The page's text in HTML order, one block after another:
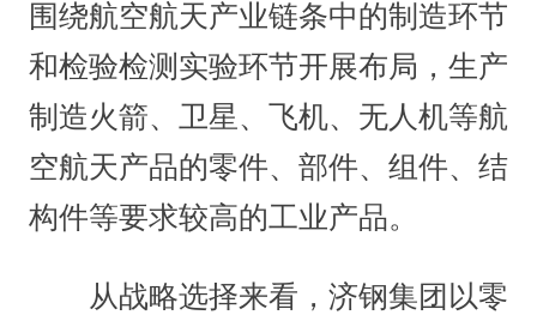
围绕航空航天产业链条中的制造环节
和检验检测实验环节开展布局，生产
制造火箭、卫星、飞机、无人机等航
空航天产品的零件、部件、组件、结
构件等要求较高的工业产品。
从战略选择来看，济钢集团以零